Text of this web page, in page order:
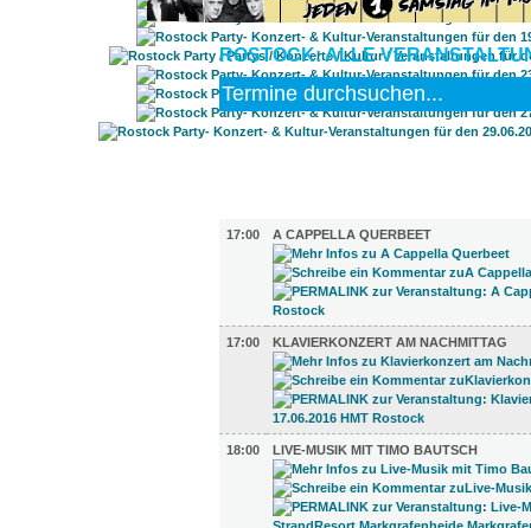
ROSTOCK: ALLE
17:00
A CAPPELLA QUERBEET
17:00 KLAVIERKONZERT AM NACHMITTAG
18:00 LIVE-MUSIK MIT TIMO BAUTSCH